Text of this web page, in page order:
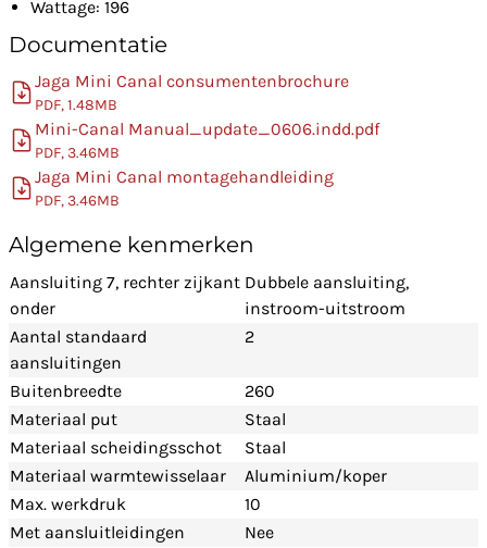
Wattage: 196
Documentatie
Jaga Mini Canal consumentenbrochure
PDF, 1.48MB
Mini-Canal Manual_update_0606.indd.pdf
PDF, 3.46MB
Jaga Mini Canal montagehandleiding
PDF, 3.46MB
Algemene kenmerken
Aansluiting 7, rechter zijkant
onder
Dubbele aansluiting,
instroom-uitstroom
Aantal standaard
aansluitingen
2
Buitenbreedte
260
Materiaal put
Staal
Materiaal scheidingsschot
Staal
Materiaal warmtewisselaar
Aluminium/koper
Max. werkdruk
10
Met aansluitleidingen
Nee